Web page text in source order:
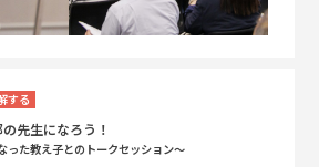
する
先生になろう！
った教え子とのトークセッション〜